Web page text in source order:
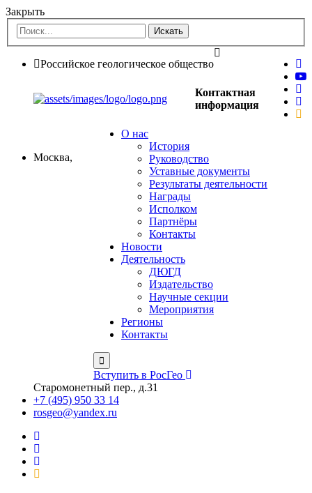
Закрыть
Российское геологическое общество
О нас
История
Руководство
Уставные документы
Результаты деятельности
Награды
Исполком
Партнёры
Контакты
Новости
Деятельность
ДЮГД
Издательство
Научные секции
Мероприятия
Регионы
Контакты
Вступить в РосГео
Контактная
информация
Москва,
Старомонетный пер., д.31
+7 (495) 950 33 14
rosgeo@yandex.ru